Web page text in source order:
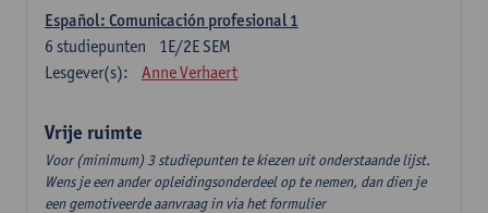
Español: Comunicación profesional 1
1E/2E SEM
6 studiepunten
Lesgever(s):
Anne Verhaert
Vrije ruimte
Voor (minimum) 3 studiepunten te kiezen uit onderstaande lijst.
Wens je een ander opleidingsonderdeel op te nemen, dan dien je
een gemotiveerde aanvraag in via het formulier